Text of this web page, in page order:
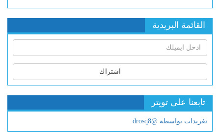
القائمة البريدية
اشتراك
تابعنا على تويتر
تغريدات بواسطة @drosq8